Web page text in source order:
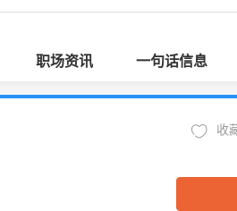
职场资讯 一句话信息
收